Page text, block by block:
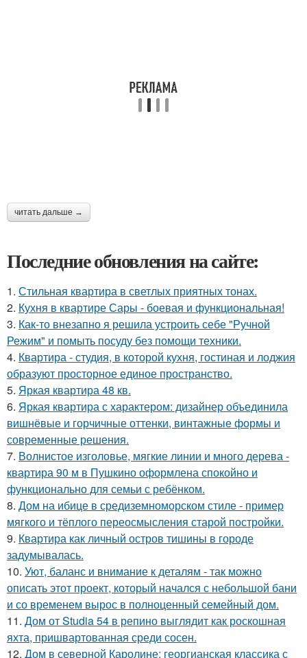
читать дальше →
Последние обновления на сайте:
1. Стильная квартира в светлых приятных тонах.
2. Кухня в квартире Сары - боевая и функциональная!
3. Как-то внезапно я решила устроить себе "Ручной
Режим" и помыть посуду без помощи техники.
4. Квартира - студия, в которой кухня, гостиная и лоджия
образуют просторное единое пространство.
5. Яркая квартира 48 кв.
6. Яркая квартира с характером: дизайнер объединила
вишнёвые и горчичные оттенки, винтажные формы и
современные решения.
7. Волнистое изголовье, мягкие линии и много дерева -
квартира 90 м в Пушкино оформлена спокойно и
функционально для семьи с ребёнком.
8. Дом на ибице в средиземноморском стиле - пример
мягкого и тёплого переосмысления старой постройки.
9. Квартира как личный остров тишины в городе
задумывалась.
10. Уют, баланс и внимание к деталям - так можно
описать этот проект, который начался с небольшой бани
и со временем вырос в полноценный семейный дом.
11. Дом от Studia 54 в репино выглядит как роскошная
яхта, пришвартованная среди сосен.
12. Дом в северной Каролине: георгианская классика с